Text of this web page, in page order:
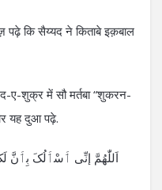
कि सैय्यद ने किताबे इक़बाल
ए-शुक्र में सौ मर्तबा “शुकरन-
यह दुआ पढ़े.
اَللّٰھُمَّ إنِّی ٲَسْٲَلُکَ بِٲَنَّ